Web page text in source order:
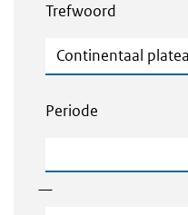
Trefwoord
Trefwoord
Periode
—